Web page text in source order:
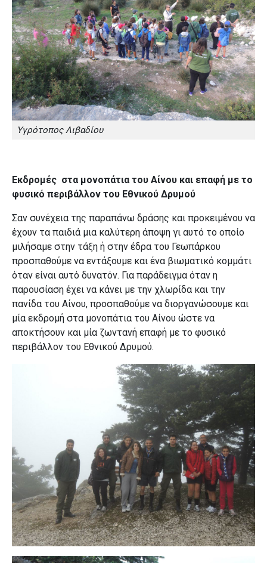
Υγρότοπος Λιβαδίου
Εκδρομές στα μονοπάτια του Αίνου και επαφή με το
φυσικό περιβάλλον του Εθνικού Δρυμού
Σαν συνέχεια της παραπάνω δράσης και προκειμένου να
έχουν τα παιδιά μια καλύτερη άποψη γι αυτό το οποίο
μιλήσαμε στην τάξη ή στην έδρα του Γεωπάρκου
προσπαθούμε να εντάξουμε και ένα βιωματικό κομμάτι
όταν είναι αυτό δυνατόν. Για παράδειγμα όταν η
παρουσίαση έχει να κάνει με την χλωρίδα και την
πανίδα του Αίνου, προσπαθούμε να διοργανώσουμε και
μία εκδρομή στα μονοπάτια του Αίνου ώστε να
αποκτήσουν και μία ζωντανή επαφή με το φυσικό
περιβάλλον του Εθνικού Δρυμού.